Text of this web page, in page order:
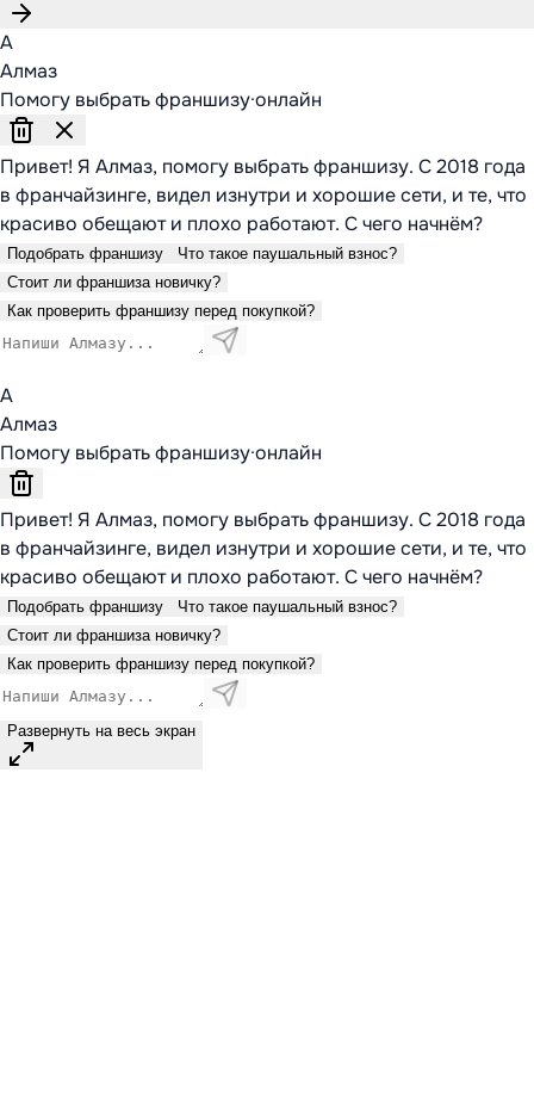
А
Алмаз
Помогу выбрать франшизу·онлайн
Привет! Я Алмаз, помогу выбрать франшизу. С 2018 года
в франчайзинге, видел изнутри и хорошие сети, и те, что
красиво обещают и плохо работают. С чего начнём?
Подобрать франшизу
Что такое паушальный взнос?
Стоит ли франшиза новичку?
Как проверить франшизу перед покупкой?
А
Алмаз
Помогу выбрать франшизу·онлайн
Привет! Я Алмаз, помогу выбрать франшизу. С 2018 года
в франчайзинге, видел изнутри и хорошие сети, и те, что
красиво обещают и плохо работают. С чего начнём?
Подобрать франшизу
Что такое паушальный взнос?
Стоит ли франшиза новичку?
Как проверить франшизу перед покупкой?
Развернуть на весь экран